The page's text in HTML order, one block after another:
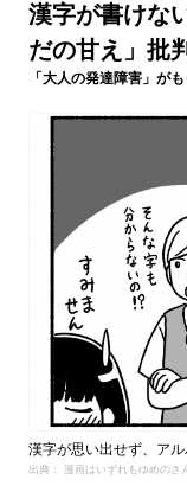
漢字が書けな
だの甘え」批
「大人の発達障害」が
漢字が思い出せず、ア
出典： 漫画はいずれもゆめのさ